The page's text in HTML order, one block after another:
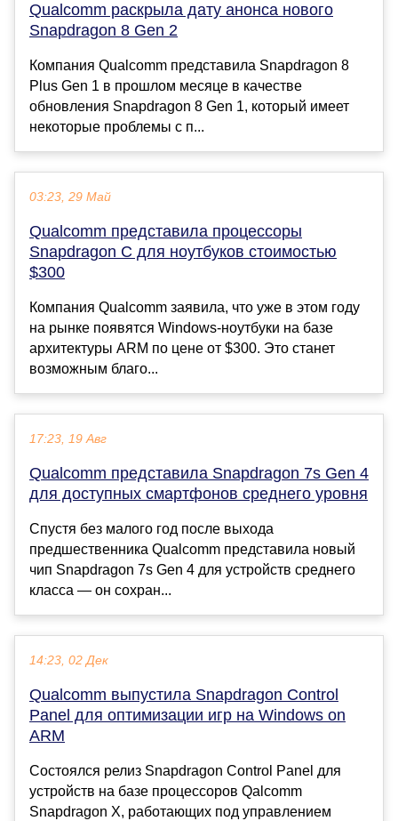
Qualcomm раскрыла дату анонса нового
Snapdragon 8 Gen 2
Компания Qualcomm представила Snapdragon 8
Plus Gen 1 в прошлом месяце в качестве
обновления Snapdragon 8 Gen 1, который имеет
некоторые проблемы с п...
03:23, 29 Май
Qualcomm представила процессоры
Snapdragon C для ноутбуков стоимостью
$300
Компания Qualcomm заявила, что уже в этом году
на рынке появятся Windows-ноутбуки на базе
архитектуры ARM по цене от $300. Это станет
возможным благо...
17:23, 19 Авг
Qualcomm представила Snapdragon 7s Gen 4
для доступных смартфонов среднего уровня
Спустя без малого год после выхода
предшественника Qualcomm представила новый
чип Snapdragon 7s Gen 4 для устройств среднего
класса — он сохран...
14:23, 02 Дек
Qualcomm выпустила Snapdragon Control
Panel для оптимизации игр на Windows on
ARM
Состоялся релиз Snapdragon Control Panel для
устройств на базе процессоров Qalcomm
Snapdragon X, работающих под управлением